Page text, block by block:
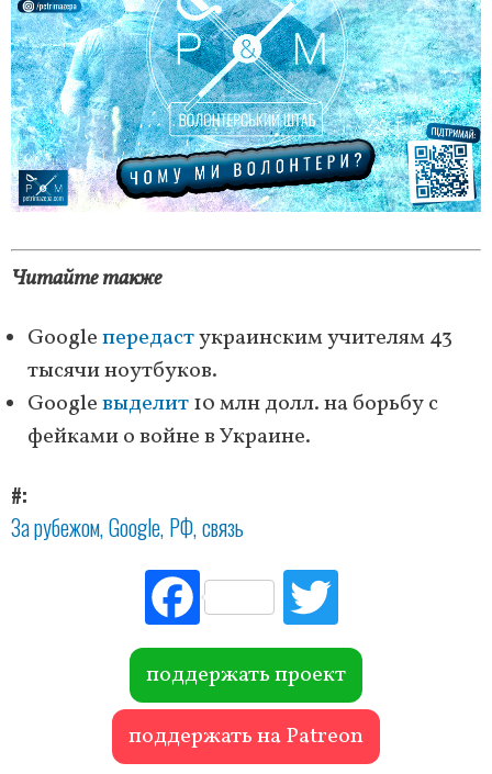
Читайте также
Googleпередастукраинским учителям 43
тысячи ноутбуков.
Googleвыделит10 млн долл. на борьбу с
фейками о войне в Украине.
#
За рубежом Google РФ связь
Fac
ebo
ok r
поддержать проект
поддержать на Patreon